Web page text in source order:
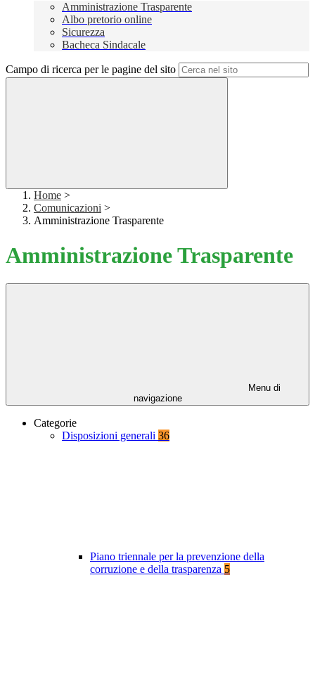
Amministrazione Trasparente
Albo pretorio online
Sicurezza
Bacheca Sindacale
Campo di ricerca per le pagine del sito
Home >
Comunicazioni >
Amministrazione Trasparente
Amministrazione Trasparente
Menu di
navigazione
Categorie
Disposizioni generali 36
Piano triennale per la prevenzione della
corruzione e della trasparenza 5